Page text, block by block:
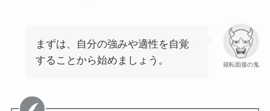
就転面接の鬼
まずは、自分の強みや適性を自覚
することから始めましょう。